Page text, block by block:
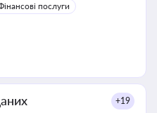
послуги
+19